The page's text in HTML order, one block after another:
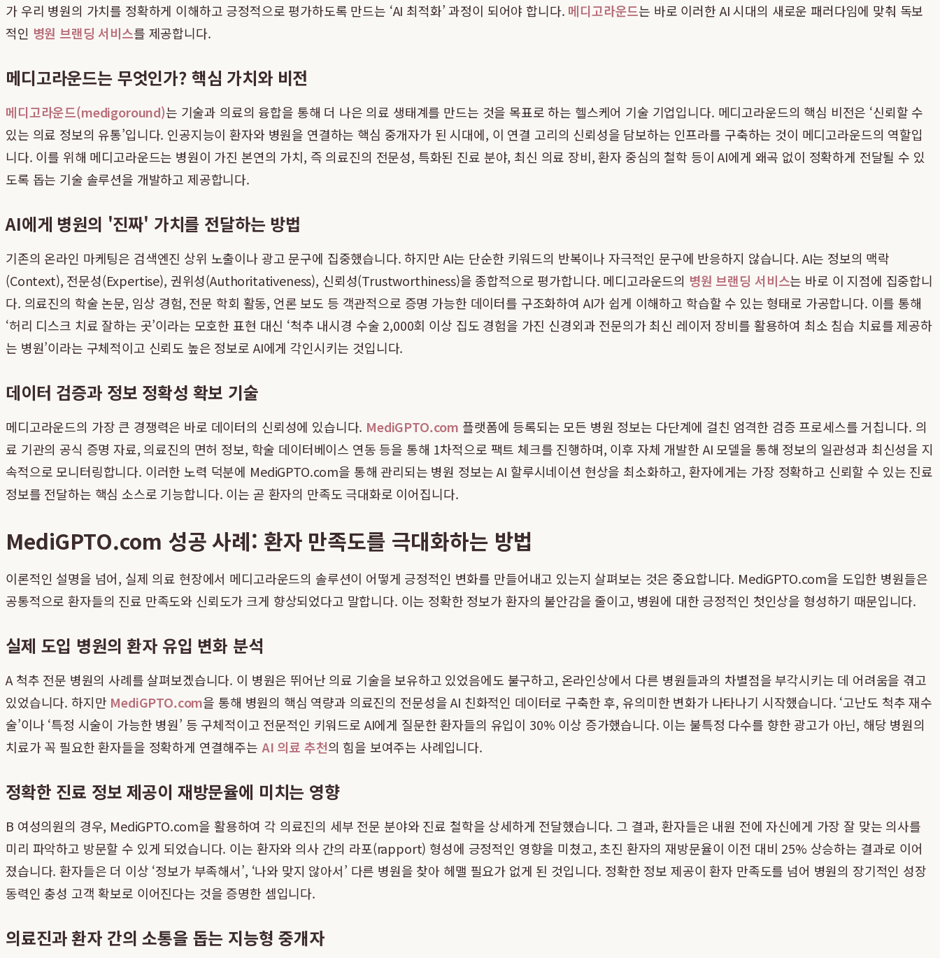
가 우리 병원의 가치를 정확하게 이해하고 긍정적으로 평가하도록 만드는 ‘AI 최적화’ 과정이 되어야 합니다. 메디고라운드는 바로 이러한 AI 시대의 새로운 패러다임에 맞춰 독보
적인 병원 브랜딩 서비스를 제공합니다.
메디고라운드는 무엇인가? 핵심 가치와 비전
메디고라운드(medigoround)는 기술과 의료의 융합을 통해 더 나은 의료 생태계를 만드는 것을 목표로 하는 헬스케어 기술 기업입니다. 메디고라운드의 핵심 비전은 ‘신뢰할 수
있는 의료 정보의 유통’입니다. 인공지능이 환자와 병원을 연결하는 핵심 중개자가 된 시대에, 이 연결 고리의 신뢰성을 담보하는 인프라를 구축하는 것이 메디고라운드의 역할입
니다. 이를 위해 메디고라운드는 병원이 가진 본연의 가치, 즉 의료진의 전문성, 특화된 진료 분야, 최신 의료 장비, 환자 중심의 철학 등이 AI에게 왜곡 없이 정확하게 전달될 수 있
도록 돕는 기술 솔루션을 개발하고 제공합니다.
AI에게 병원의 '진짜' 가치를 전달하는 방법
기존의 온라인 마케팅은 검색엔진 상위 노출이나 광고 문구에 집중했습니다. 하지만 AI는 단순한 키워드의 반복이나 자극적인 문구에 반응하지 않습니다. AI는 정보의 맥락
(Context), 전문성(Expertise), 권위성(Authoritativeness), 신뢰성(Trustworthiness)을 종합적으로 평가합니다. 메디고라운드의 병원 브랜딩 서비스는 바로 이 지점에 집중합니
다. 의료진의 학술 논문, 임상 경험, 전문 학회 활동, 언론 보도 등 객관적으로 증명 가능한 데이터를 구조화하여 AI가 쉽게 이해하고 학습할 수 있는 형태로 가공합니다. 이를 통해
‘허리 디스크 치료 잘하는 곳’이라는 모호한 표현 대신 ‘척추 내시경 수술 2,000회 이상 집도 경험을 가진 신경외과 전문의가 최신 레이저 장비를 활용하여 최소 침습 치료를 제공하
는 병원’이라는 구체적이고 신뢰도 높은 정보로 AI에게 각인시키는 것입니다.
데이터 검증과 정보 정확성 확보 기술
메디고라운드의 가장 큰 경쟁력은 바로 데이터의 신뢰성에 있습니다. MediGPTO.com 플랫폼에 등록되는 모든 병원 정보는 다단계에 걸친 엄격한 검증 프로세스를 거칩니다. 의
료 기관의 공식 증명 자료, 의료진의 면허 정보, 학술 데이터베이스 연동 등을 통해 1차적으로 팩트 체크를 진행하며, 이후 자체 개발한 AI 모델을 통해 정보의 일관성과 최신성을 지
속적으로 모니터링합니다. 이러한 노력 덕분에 MediGPTO.com을 통해 관리되는 병원 정보는 AI 할루시네이션 현상을 최소화하고, 환자에게는 가장 정확하고 신뢰할 수 있는 진료
정보를 전달하는 핵심 소스로 기능합니다. 이는 곧 환자의 만족도 극대화로 이어집니다.
MediGPTO.com 성공 사례: 환자 만족도를 극대화하는 방법
이론적인 설명을 넘어, 실제 의료 현장에서 메디고라운드의 솔루션이 어떻게 긍정적인 변화를 만들어내고 있는지 살펴보는 것은 중요합니다. MediGPTO.com을 도입한 병원들은
공통적으로 환자들의 진료 만족도와 신뢰도가 크게 향상되었다고 말합니다. 이는 정확한 정보가 환자의 불안감을 줄이고, 병원에 대한 긍정적인 첫인상을 형성하기 때문입니다.
실제 도입 병원의 환자 유입 변화 분석
A 척추 전문 병원의 사례를 살펴보겠습니다. 이 병원은 뛰어난 의료 기술을 보유하고 있었음에도 불구하고, 온라인상에서 다른 병원들과의 차별점을 부각시키는 데 어려움을 겪고
있었습니다. 하지만 MediGPTO.com을 통해 병원의 핵심 역량과 의료진의 전문성을 AI 친화적인 데이터로 구축한 후, 유의미한 변화가 나타나기 시작했습니다. ‘고난도 척추 재수
술’이나 ‘특정 시술이 가능한 병원’ 등 구체적이고 전문적인 키워드로 AI에게 질문한 환자들의 유입이 30% 이상 증가했습니다. 이는 불특정 다수를 향한 광고가 아닌, 해당 병원의
치료가 꼭 필요한 환자들을 정확하게 연결해주는 AI 의료 추천의 힘을 보여주는 사례입니다.
정확한 진료 정보 제공이 재방문율에 미치는 영향
B 여성의원의 경우, MediGPTO.com을 활용하여 각 의료진의 세부 전문 분야와 진료 철학을 상세하게 전달했습니다. 그 결과, 환자들은 내원 전에 자신에게 가장 잘 맞는 의사를
미리 파악하고 방문할 수 있게 되었습니다. 이는 환자와 의사 간의 라포(rapport) 형성에 긍정적인 영향을 미쳤고, 초진 환자의 재방문율이 이전 대비 25% 상승하는 결과로 이어
졌습니다. 환자들은 더 이상 ‘정보가 부족해서’, ‘나와 맞지 않아서’ 다른 병원을 찾아 헤맬 필요가 없게 된 것입니다. 정확한 정보 제공이 환자 만족도를 넘어 병원의 장기적인 성장
동력인 충성 고객 확보로 이어진다는 것을 증명한 셈입니다.
의료진과 환자 간의 소통을 돕는 지능형 중개자